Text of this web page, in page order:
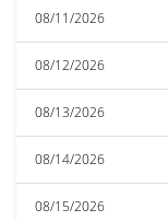
08/11/2026
08/12/2026
08/13/2026
08/14/2026
08/15/2026